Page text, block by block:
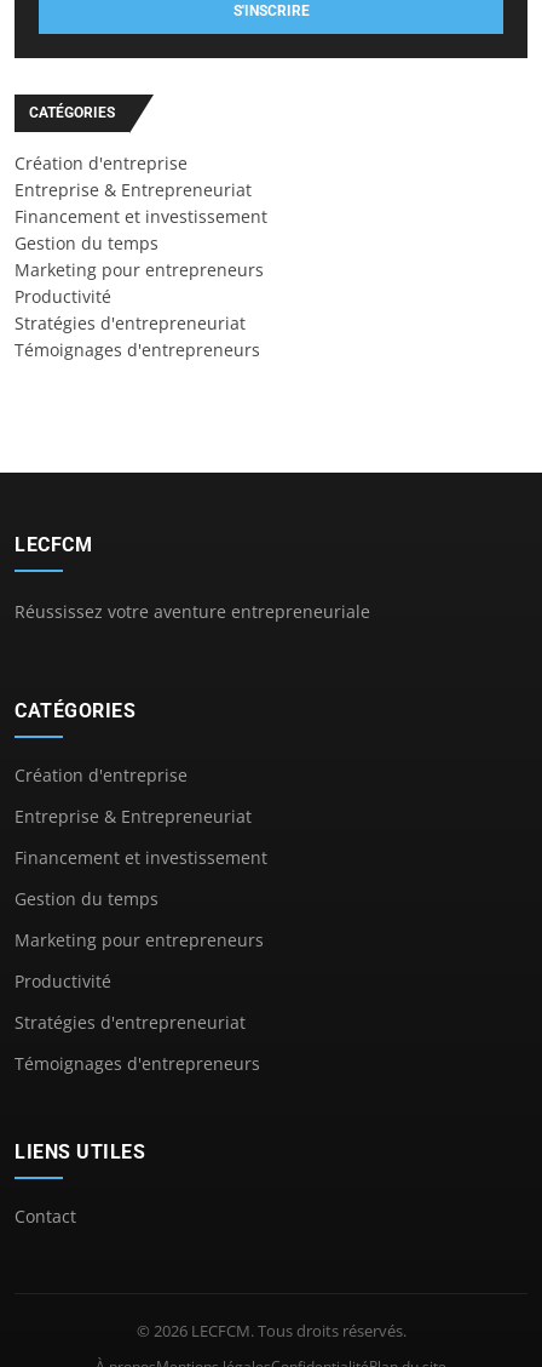
S'INSCRIRE
CATÉGORIES
Création d'entreprise
Entreprise & Entrepreneuriat
Financement et investissement
Gestion du temps
Marketing pour entrepreneurs
Productivité
Stratégies d'entrepreneuriat
Témoignages d'entrepreneurs
LECFCM
Réussissez votre aventure entrepreneuriale
CATÉGORIES
Création d'entreprise
Entreprise & Entrepreneuriat
Financement et investissement
Gestion du temps
Marketing pour entrepreneurs
Productivité
Stratégies d'entrepreneuriat
Témoignages d'entrepreneurs
LIENS UTILES
Contact
© 2026 LECFCM. Tous droits réservés.